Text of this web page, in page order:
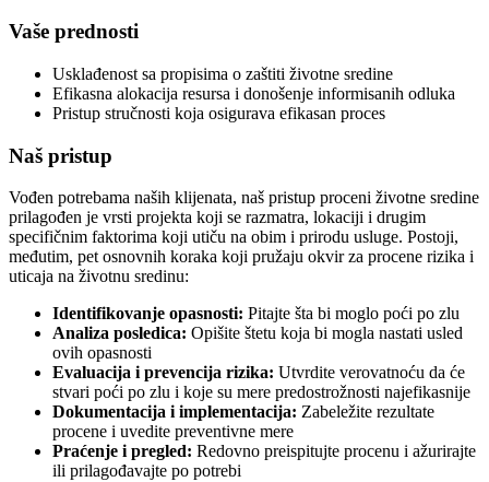
Vaše prednosti
Usklađenost sa propisima o zaštiti životne sredine
Efikasna alokacija resursa i donošenje informisanih odluka
Pristup stručnosti koja osigurava efikasan proces
Naš pristup
Vođen potrebama naših klijenata, naš pristup proceni životne sredine
prilagođen je vrsti projekta koji se razmatra, lokaciji i drugim
specifičnim faktorima koji utiču na obim i prirodu usluge. Postoji,
međutim, pet osnovnih koraka koji pružaju okvir za procene rizika i
uticaja na životnu sredinu:
Identifikovanje opasnosti: Pitajte šta bi moglo poći po zlu
Analiza posledica: Opišite štetu koja bi mogla nastati usled
ovih opasnosti
Evaluacija i prevencija rizika: Utvrdite verovatnoću da će
stvari poći po zlu i koje su mere predostrožnosti najefikasnije
Dokumentacija i implementacija: Zabeležite rezultate
procene i uvedite preventivne mere
Praćenje i pregled: Redovno preispitujte procenu i ažurirajte
ili prilagođavajte po potrebi